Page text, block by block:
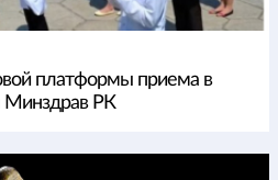
платформы приема в
Минздрав РК